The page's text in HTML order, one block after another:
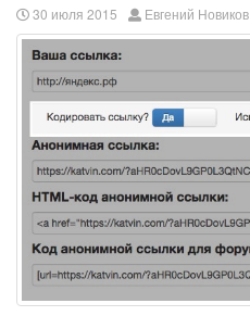
30 июля 2015 Евгений Новиков